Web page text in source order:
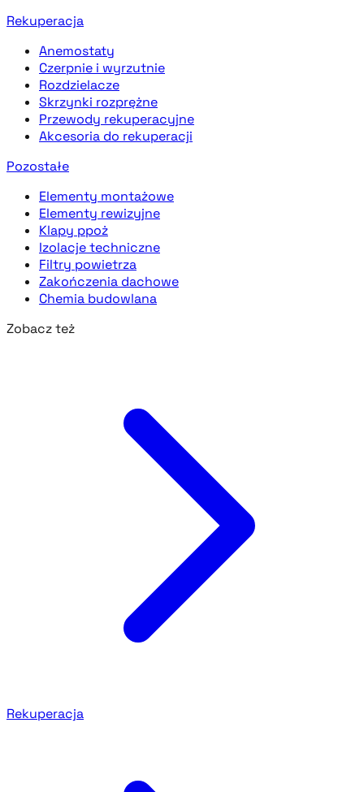
Rekuperacja
Anemostaty
Czerpnie i wyrzutnie
Rozdzielacze
Skrzynki rozprężne
Przewody rekuperacyjne
Akcesoria do rekuperacji
Pozostałe
Elementy montażowe
Elementy rewizyjne
Klapy ppoż
Izolacje techniczne
Filtry powietrza
Zakończenia dachowe
Chemia budowlana
Zobacz też
Rekuperacja